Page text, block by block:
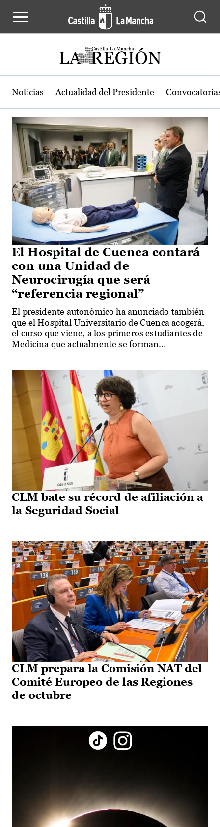
Actualidad de la región de Castilla-
Noticias Actualidad del Presidente
El Hospital de Cuenca contará
con una Unidad de
Neurocirugía que será
“referencia regional”
El presidente autonómico ha anunciado también
que el Hospital Universitario de Cuenca acogerá,
el curso que viene, a los primeros estudiantes de
Medicina que actualmente se forman...
CLM bate su récord de afiliación a
la Seguridad Social
CLM prepara la Comisión NAT del
Comité Europeo de las Regiones
de octubre